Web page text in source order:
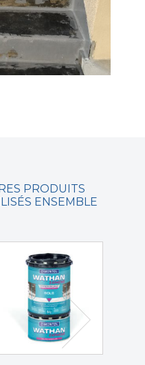
PRODUITS
ENSEMBLE